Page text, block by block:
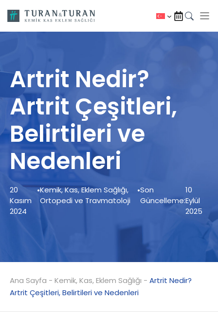
atla
Artrit Nedir?
Artrit Çeşitleri,
Belirtileri ve
Nedenleri
20
Kasım
2024
•Kemik, Kas, Eklem Sağlığı,
Ortopedi ve Travmatoloji
•Son
Güncelleme:
10
Eylül
2025
Ana Sayfa - Kemik, Kas, Eklem Sağlığı - Artrit Nedir?
Artrit Çeşitleri, Belirtileri ve Nedenleri